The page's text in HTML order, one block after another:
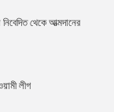
থেকে আত্মদানের
লীগ